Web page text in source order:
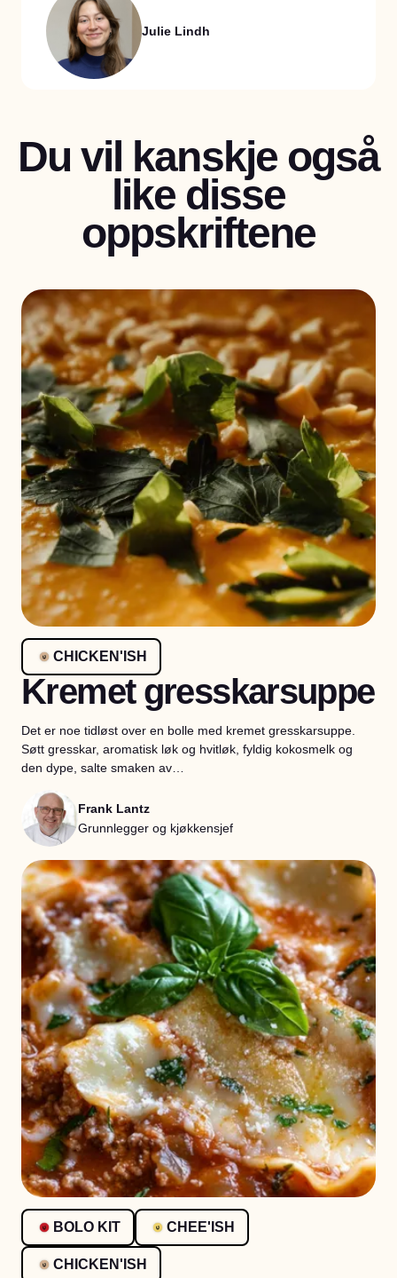
Julie Lindh
Du vil kanskje også
like disse
oppskriftene
CHICKEN'ISH
Kremet gresskarsuppe
Det er noe tidløst over en bolle med kremet gresskarsuppe.
Søtt gresskar, aromatisk løk og hvitløk, fyldig kokosmelk og
den dype, salte smaken av…
Frank Lantz
Grunnlegger og kjøkkensjef
BOLO KIT CHEE'ISH
CHICKEN'ISH